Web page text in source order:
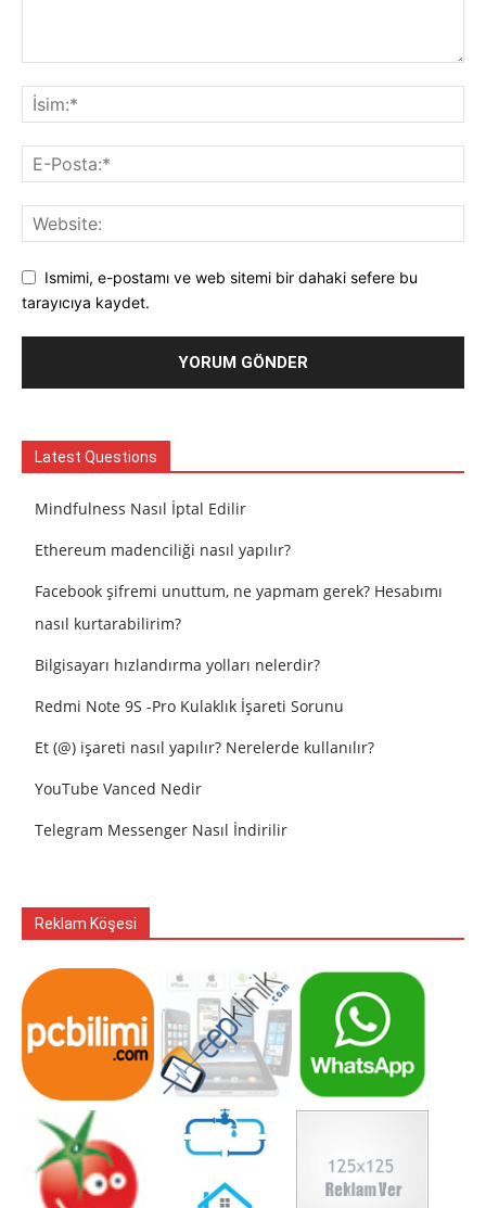
Ismimi, e-postamı ve web sitemi bir dahaki sefere bu
tarayıcıya kaydet.
Latest Questions
Mindfulness Nasıl İptal Edilir
Ethereum madenciliği nasıl yapılır?
Facebook şifremi unuttum, ne yapmam gerek? Hesabımı
nasıl kurtarabilirim?
Bilgisayarı hızlandırma yolları nelerdir?
Redmi Note 9S -Pro Kulaklık İşareti Sorunu
Et (@) işareti nasıl yapılır? Nerelerde kullanılır?
YouTube Vanced Nedir
Telegram Messenger Nasıl İndirilir
Reklam Köşesi